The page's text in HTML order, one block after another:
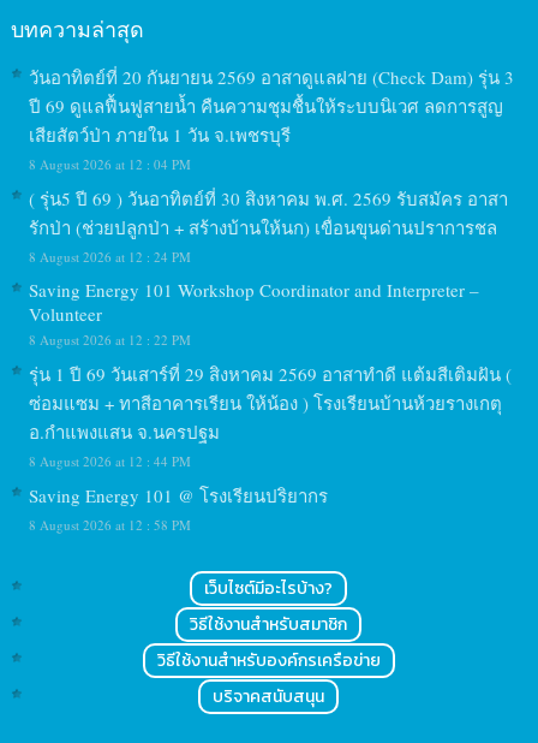
บทความล่าสุด
วันอาทิตย์ที่ 20 กันยายน 2569 อาสาดูแลฝาย (Check Dam) รุ่น 3
ปี 69 ดูแลฟื้นฟูสายน้ำ คืนความชุมชื้นให้ระบบนิเวศ ลดการสูญ
เสียสัตว์ป่า ภายใน 1 วัน จ.เพชรบุรี
8 August 2026 at 12 : 04 PM
( รุ่น5 ปี 69 ) วันอาทิตย์ที่ 30 สิงหาคม พ.ศ. 2569 รับสมัคร อาสา
รักป่า (ช่วยปลูกป่า + สร้างบ้านให้นก) เขื่อนขุนด่านปราการชล
8 August 2026 at 12 : 24 PM
Saving Energy 101 Workshop Coordinator and Interpreter –
Volunteer
8 August 2026 at 12 : 22 PM
รุ่น 1 ปี 69 วันเสาร์ที่ 29 สิงหาคม 2569 อาสาทำดี แต้มสีเติมฝัน (
ซ่อมแซม + ทาสีอาคารเรียน ให้น้อง ) โรงเรียนบ้านห้วยรางเกตุ
อ.กำแพงแสน จ.นครปฐม
8 August 2026 at 12 : 44 PM
Saving Energy 101 @ โรงเรียนปริยากร
8 August 2026 at 12 : 58 PM
เว็บไซต์มีอะไรบ้าง?
วิธีใช้งานสำหรับสมาชิก
วิธีใช้งานสำหรับองค์กรเครือข่าย
บริจาคสนับสนุน